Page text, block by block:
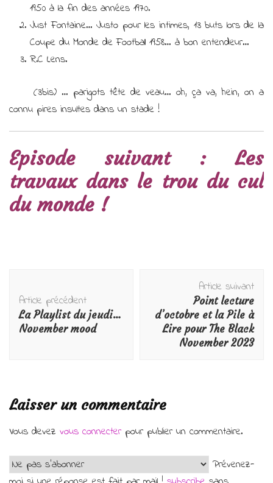
1950 à la fin des années 1970.
Just Fontaine… Justo pour les intimes, 13 buts lors de la
Coupe du Monde de Football 1958… à bon entendeur…
R.C Lens.
(3bis) … parigots tête de veau… oh, ça va, hein, on a
connu pires insultes dans un stade !
Episode suivant : Les
travaux dans le trou du cul
du monde !
d'article
Article précédent
La Playlist du jeudi…
November mood
Article suivant
Point lecture
d’octobre et la Pile à
Lire pour The Black
November 2023
Laisser un commentaire
Vous devez vous connecterpour publier un commentaire.
Prévenez-